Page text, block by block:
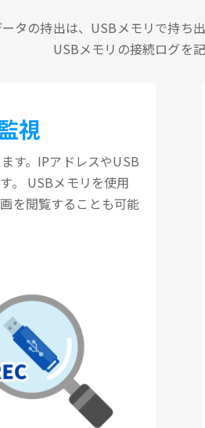
タの持出は、USBメモリで持ち
USBメモリの接続ログを
視
す。IPアドレスやUSB
。 USBメモリを使用
を閲覧することも可能